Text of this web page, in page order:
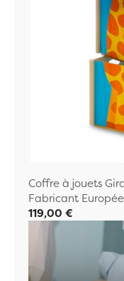
Coffre à jouets
Fabricant
119,00 €